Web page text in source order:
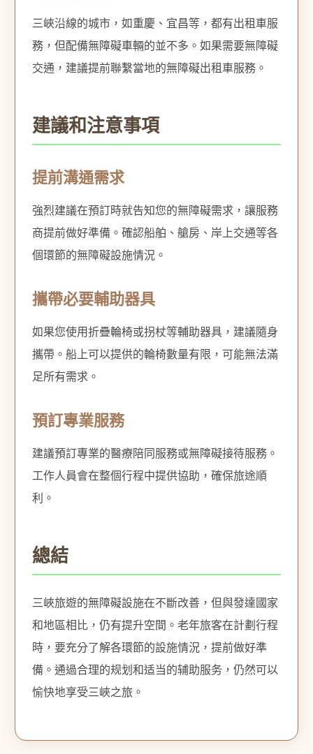
三峽沿線的城市，如重慶、宜昌等，都有出租車服
務，但配備無障礙車輛的並不多。如果需要無障礙
交通，建議提前聯繫當地的無障礙出租車服務。
建議和注意事項
提前溝通需求
強烈建議在預訂時就告知您的無障礙需求，讓服務
商提前做好準備。確認船舶、艙房、岸上交通等各
個環節的無障礙設施情況。
攜帶必要輔助器具
如果您使用折疊輪椅或拐杖等輔助器具，建議隨身
攜帶。船上可以提供的輪椅數量有限，可能無法滿
足所有需求。
預訂專業服務
建議預訂專業的醫療陪同服務或無障礙接待服務。
工作人員會在整個行程中提供協助，確保旅途順
利。
總結
三峽旅遊的無障礙設施在不斷改善，但與發達國家
和地區相比，仍有提升空間。老年旅客在計劃行程
時，要充分了解各環節的設施情況，提前做好準
備。通過合理的规划和适当的辅助服务，仍然可以
愉快地享受三峽之旅。